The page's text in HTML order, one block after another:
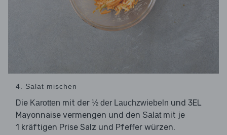
4. Salat mischen
Die Karotten mit der ½ der Lauchzwiebeln und 3EL
Mayonnaise vermengen und den Salat mit je
1 kräftigen Prise Salz und Pfeffer würzen.